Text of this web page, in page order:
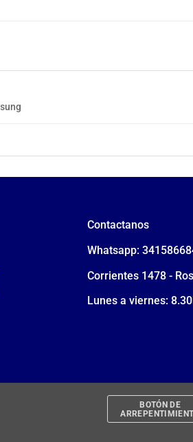
Contactanos
Whatsapp:
Corrientes 1478 -
Lunes a viernes:
BOTÓN DE